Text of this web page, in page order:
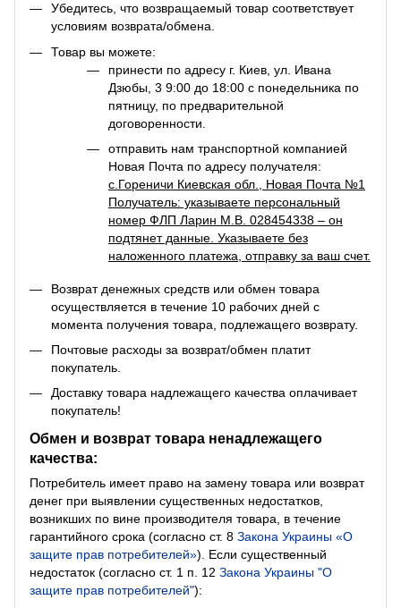
Убедитесь, что возвращаемый товар соответствует
условиям возврата/обмена.
Товар вы можете:
принести по адресу г. Киев, ул. Ивана
Дзюбы, 3 9:00 до 18:00 с понедельника по
пятницу, по предварительной
договоренности.
отправить нам транспортной компанией
Новая Почта по адресу получателя:
с.Гореничи Киевская обл., Новая Почта №1
Получатель: указываете персональный
номер ФЛП Ларин М.В. 028454338 – он
подтянет данные. Указываете без
наложенного платежа, отправку за ваш счет.
Возврат денежных средств или обмен товара
осуществляется в течение 10 рабочих дней с
момента получения товара, подлежащего возврату.
Почтовые расходы за возврат/обмен платит
покупатель.
Доставку товара надлежащего качества оплачивает
покупатель!
Обмен и возврат товара ненадлежащего
качества:
Потребитель имеет право на замену товара или возврат
денег при выявлении существенных недостатков,
возникших по вине производителя товара, в течение
гарантийного срока (согласно ст. 8 Закона Украины «О
защите прав потребителей»). Если существенный
недостаток (согласно ст. 1 п. 12 Закона Украины "О
защите прав потребителей"):